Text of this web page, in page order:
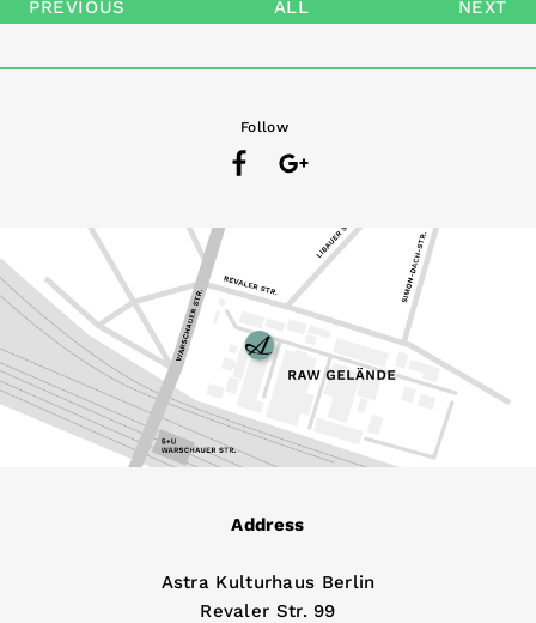
PREVIOUS ALL NEXT
Follow
Address
Astra Kulturhaus Berlin
Revaler Str. 99